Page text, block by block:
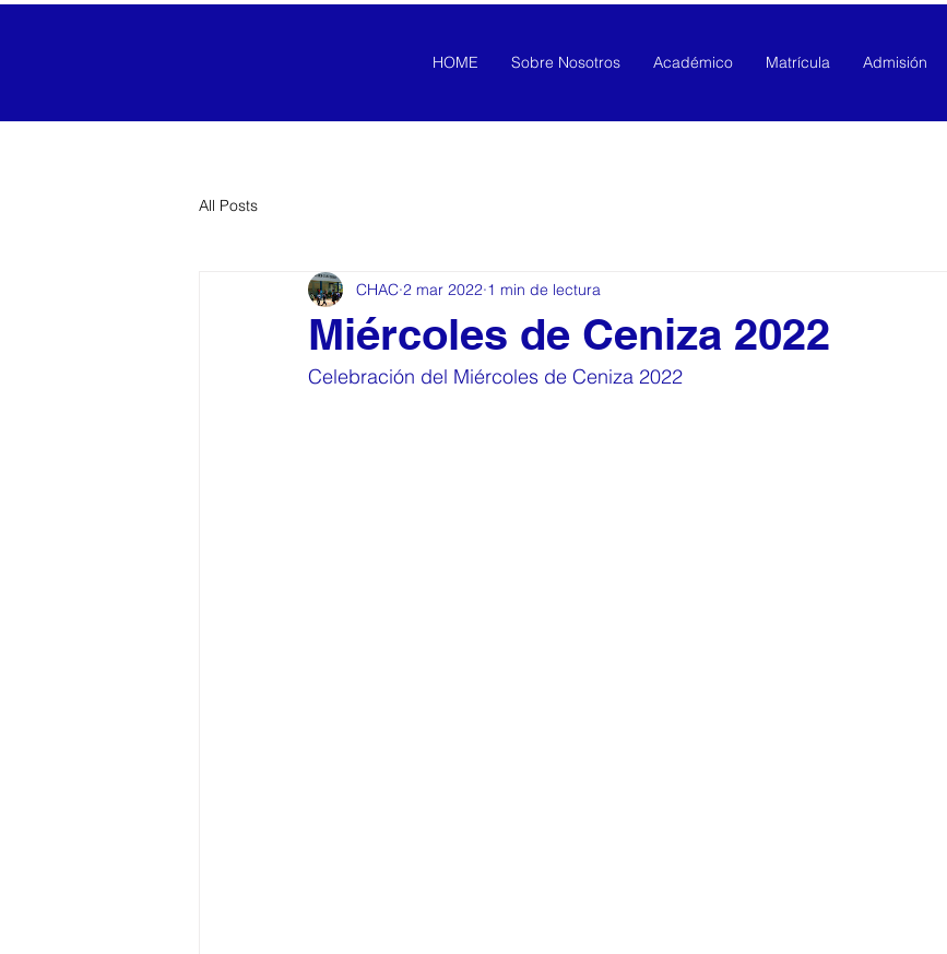
HOME Sobre Nosotros Académico Matrícula Admisión
All Posts
Miércoles de Ceniza 2022
CHAC 2 mar 2022 1 min de lectura
Celebración del Miércoles de Ceniza 2022